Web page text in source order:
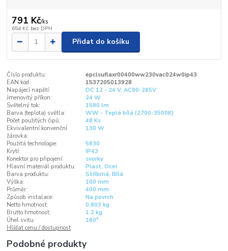
791 Kč/ks
654 Kč bez DPH
Přidat do košíku
Číslo produktu:
epclsuflaxr00400ww230vac024w0ip43
EAN kód:
1537205013928
Napájecí napětí:
DC 12 - 24 V, AC90-265V
Jmenovitý příkon:
24 W
Světelný tok:
1580 lm
Barva (teplota) světla:
WW - Teplá bílá (2700-3500K)
Počet použitých čipů:
48 Ks
Ekvivalentní konvenční
žárovka:
130 W
Použitá technologie:
5630
Krytí:
IP43
Konektor pro připojení:
svorky
Hlavní materiál produktu:
Plast, Ocel
Barva produktu:
Stříbrná, Bílá
Výška:
100 mm
Průměr:
400 mm
Způsob instalace:
Na povrch
Netto hmotnost:
0.803 kg
Brutto hmotnost:
1.2 kg
Úhel svitu:
160°
Hlídat cenu / dostupnost
Podobné produkty